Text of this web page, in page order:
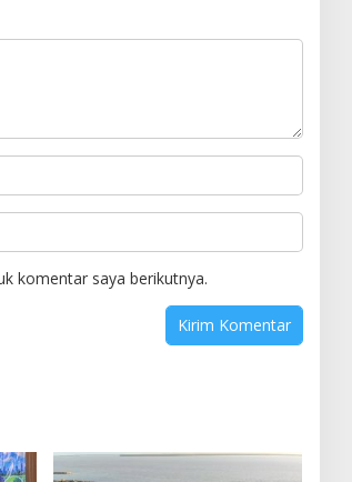
komentar saya berikutnya.